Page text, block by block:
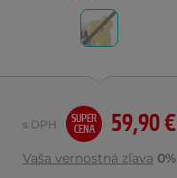
59,90 €
s DPH
SUPER
CENA
Vaša vernostná zľava 0%